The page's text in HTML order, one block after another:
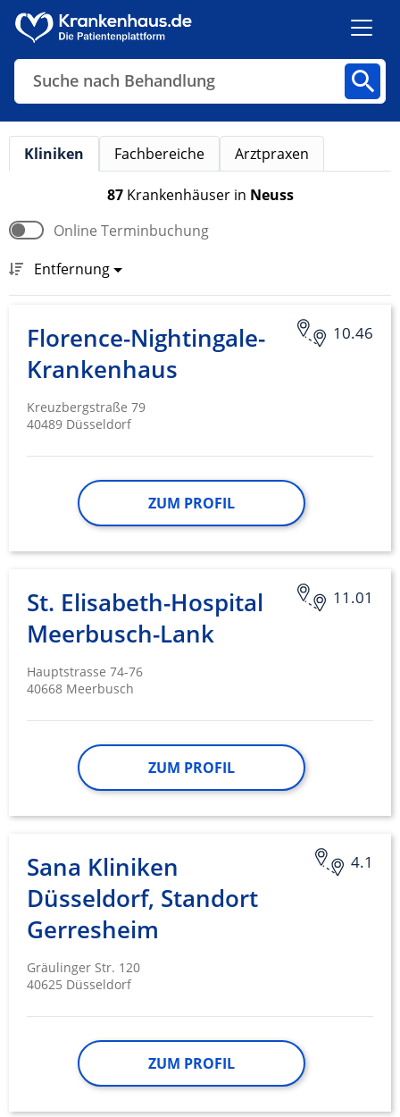
Suche nach Behandlung
Kliniken Fachbereiche Arztpraxen
87 Krankenhäuser in Neuss
Online Terminbuchung
Entfernung
10.46
Florence-Nightingale-
Krankenhaus
Kreuzbergstraße 79
40489 Düsseldorf
ZUM PROFIL
11.01
St. Elisabeth-Hospital
Meerbusch-Lank
Hauptstrasse 74-76
40668 Meerbusch
ZUM PROFIL
4.1
Sana Kliniken
Düsseldorf, Standort
Gerresheim
Gräulinger Str. 120
40625 Düsseldorf
ZUM PROFIL